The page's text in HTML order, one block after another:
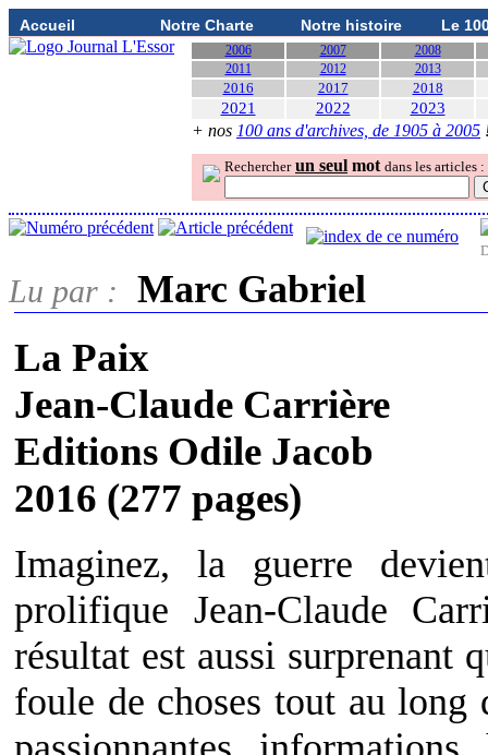
Accueil Notre Charte Notre histoire Le
2006 2007
2008
2011
2012 2013
2016 2017 2018
2021 2022 2023
+ nos 100 ans d'archives, de 1905 à 2005
Rechercher un seul mot dans les articles :
Lu par : Marc Gabriel
La Paix
Jean-Claude Carrière
Editions Odile Jacob
2016 (277 pages)
Imaginez, la guerre
prolifique Jean-Claude
résultat est aussi surprenant
foule de choses tout au